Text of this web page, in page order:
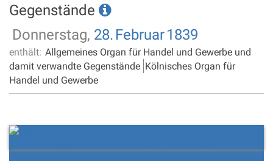
Gegenstände
Donnerstag, 28. Februar1839
enthält: Allgemeines Organ für Handel und Gewerbe und
damit verwandte Gegenstände Kölnisches Organ für
Handel und Gewerbe